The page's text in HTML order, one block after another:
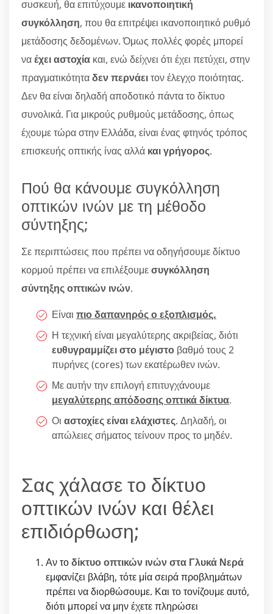
συσκευή, θα επιτύχουμε ικανοποιητική
συγκόλληση, που θα επιτρέψει ικανοποιητικό ρυθμό
μετάδοσης δεδομένων. Όμως πολλές φορές μπορεί
ναέχει αστοχία και, ενώ δείχνει ότι έχει πετύχει, στην
πραγματικότηταδεν περνάειτον έλεγχο ποιότητας.
Δεν θα είναι δηλαδή αποδοτικό πάντα το δίκτυο
συνολικά. Για μικρούς ρυθμούς μετάδοσης, όπως
έχουμε τώρα στην Ελλάδα, είναι ένας φτηνός τρόπος
επισκευής οπτικής ίνας αλλά και γρήγορος.
Πού θα κάνουμε συγκόλληση
οπτικών ινών με τη μέθοδο
σύντηξης;
Σε περιπτώσεις που πρέπει να οδηγήσουμε δίκτυο
κορμού πρέπει να επιλέξουμεσυγκόλληση
σύντηξης οπτικών ινών.
Είναι πιο δαπανηρός ο εξοπλισμός.
Η τεχνική είναι μεγαλύτερης ακριβείας, διότι
ευθυγραμμίζει στο μέγιστο βαθμό τους 2
πυρήνες (cores) των εκατέρωθεν ινών.
Με αυτήν την επιλογή επιτυγχάνουμε
μεγαλύτερης απόδοσης οπτικά δίκτυα.
Οι αστοχίες είναι ελάχιστες. Δηλαδή, οι
απώλειες σήματος τείνουν προς το μηδέν.
Σας χάλασε το δίκτυο
οπτικών ινών και θέλει
επιδιόρθωση;
Αν τοδίκτυο οπτικών ινών στα Γλυκά Νερά
εμφανίζει βλάβη, τότε μία σειρά προβλημάτων
πρέπει να διορθώσουμε. Και το τονίζουμε αυτό,
διότι μπορεί να μην έχετε πληρώσει